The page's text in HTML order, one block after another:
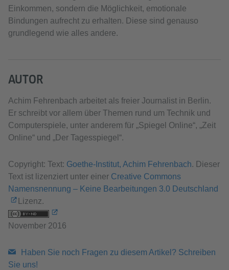
Einkommen, sondern die Möglichkeit, emotionale
Bindungen aufrecht zu erhalten. Diese sind genauso
grundlegend wie alles andere.
AUTOR
Achim Fehrenbach arbeitet als freier Journalist in Berlin.
Er schreibt vor allem über Themen rund um Technik und
Computerspiele, unter anderem für „Spiegel Online“, „Zeit
Online“ und „Der Tagesspiegel“.
Copyright: Text: Goethe-Institut, Achim Fehrenbach. Dieser
Text ist lizenziert unter einer Creative Commons
Namensnennung – Keine Bearbeitungen 3.0 Deutschland
Lizenz.
November 2016
Haben Sie noch Fragen zu diesem Artikel? Schreiben
Sie uns!